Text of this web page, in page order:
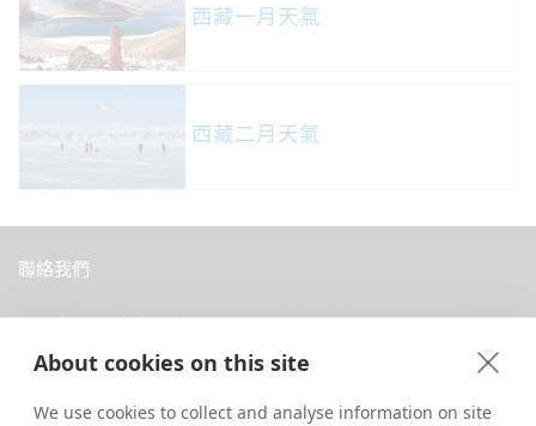
About cookies on this site
We use cookies to collect and analyse information on site
西藏一月天氣
西藏二月天氣
聯絡我們
中國西藏拉薩當惹路8號 Dava 私人會館
+86 18583346229
inquiry@greattibettour.com